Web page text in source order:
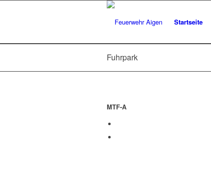
Startseite
Fuhrpark
MTF-A